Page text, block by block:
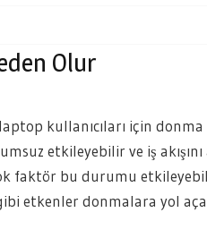
Olur
kullanıcıları için
etkileyebilir ve iş
faktör bu durumu
etkenler donmalara yol